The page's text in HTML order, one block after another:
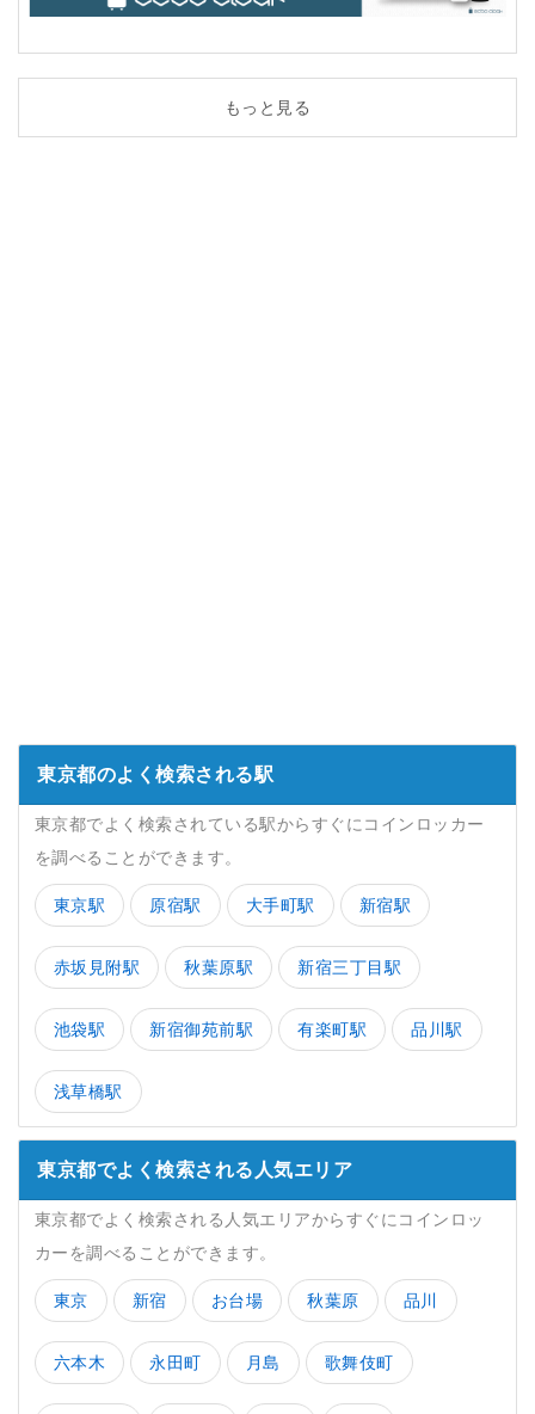
もっと見る
東京都のよく検索される駅
東京都でよく検索されている駅からすぐにコインロッカー
を調べることができます。
東京駅 原宿駅 大手町駅 新宿駅
赤坂見附駅 秋葉原駅 新宿三丁目駅
池袋駅 新宿御苑前駅 有楽町駅 品川駅
浅草橋駅
東京都でよく検索される人気エリア
東京都でよく検索される人気エリアからすぐにコインロッ
カーを調べることができます。
東京 新宿 お台場 秋葉原 品川
六本木 永田町 月島 歌舞伎町